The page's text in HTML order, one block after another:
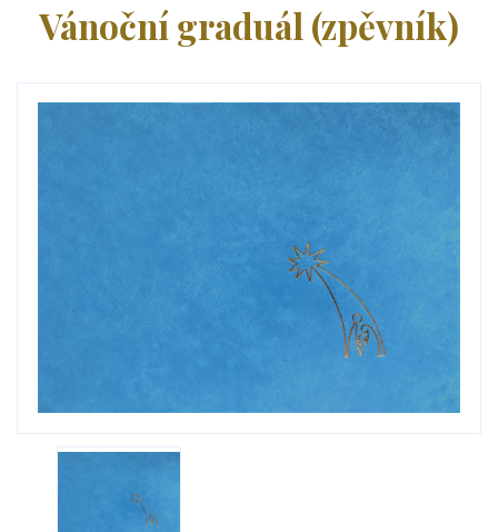
Vánoční graduál (zpěvník)